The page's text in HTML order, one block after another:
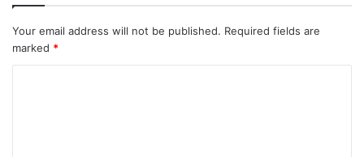
Your email address will not be published. Required fields are
marked *